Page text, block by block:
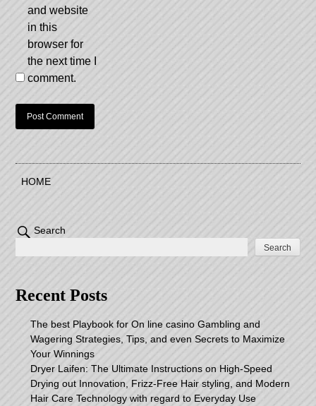
and website
in this
browser for
the next time I
comment.
HOME
Search
Search
Recent Posts
The best Playbook for On line casino Gambling and
Wagering Strategies, Tips, and even Secrets to Maximize
Your Winnings
Dryer Laifen: The Ultimate Instructions on High-Speed
Drying out Innovation, Frizz-Free Hair styling, and Modern
Hair Care Technology with regard to Everyday Use